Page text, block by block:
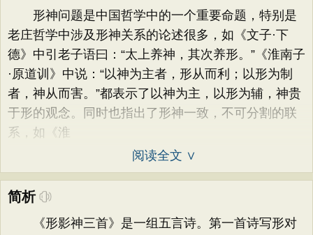
形神问题是中国哲学中的一个重要命题，特别是
老庄哲学中涉及形神关系的论述很多，如《文子·下
德》中引老子语曰：“太上养神，其次养形。”《淮南子
·原道训》中说：“以神为主者，形从而利；以形为制
者，神从而害。”都表示了以神为主，以形为辅，神贵
于形的观念。同时也指出了形神一致，不可分割的联
系，如《淮
阅读全文 ∨
简析
《形影神三首》是一组五言诗。第一首诗写形对